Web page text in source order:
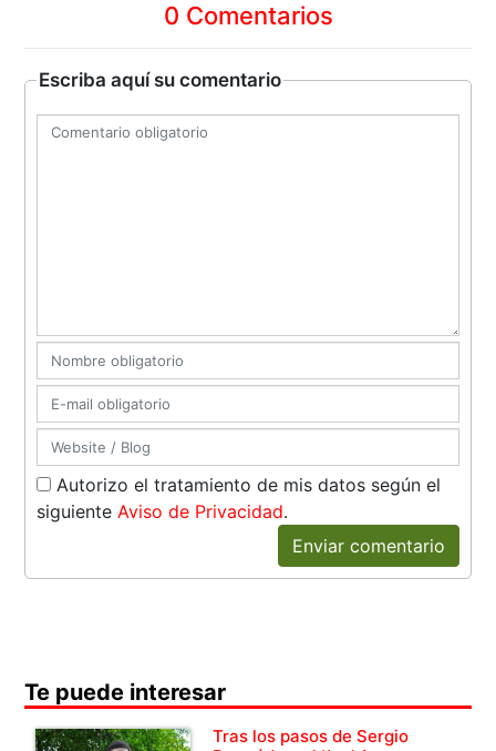
0 Comentarios
Escriba aquí su comentario
Autorizo el tratamiento de mis datos según el
siguienteAviso de Privacidad.
Enviar comentario
Te puede interesar
Tras los pasos de Sergio